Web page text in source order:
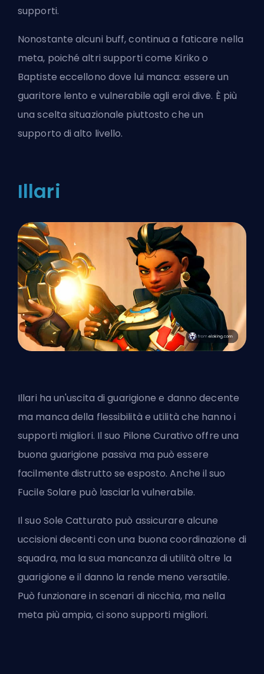
supporti.
Nonostante alcuni buff, continua a faticare nella
meta, poiché altri supporti come Kiriko o
Baptiste eccellono dove lui manca: essere un
guaritore lento e vulnerabile agli eroi dive. È più
una scelta situazionale piuttosto che un
supporto di alto livello.
Illari
Illari ha un'uscita di guarigione e danno decente
ma manca della flessibilità e utilità che hanno i
supporti migliori. Il suo Pilone Curativo offre una
buona guarigione passiva ma può essere
facilmente distrutto se esposto. Anche il suo
Fucile Solare può lasciarla vulnerabile.
Il suo Sole Catturato può assicurare alcune
uccisioni decenti con una buona coordinazione di
squadra, ma la sua mancanza di utilità oltre la
guarigione e il danno la rende meno versatile.
Può funzionare in scenari di nicchia, ma nella
meta più ampia, ci sonosupporti migliori.